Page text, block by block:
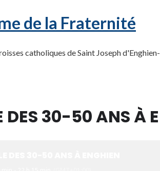
de la Fraternité
catholiques de Saint Joseph
DES 30-50 ANS À